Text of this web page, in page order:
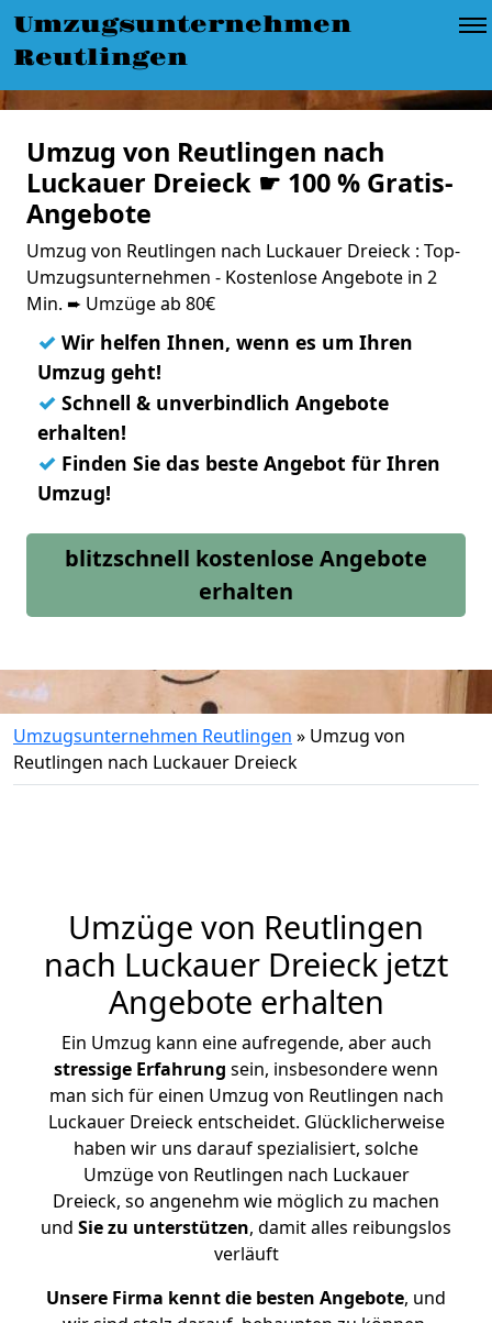
Umzugsunternehmen
Reutlingen
Umzug von Reutlingen nach
Luckauer Dreieck ☛ 100 % Gratis-
Angebote
Umzug von Reutlingen nach Luckauer Dreieck : Top-
Umzugsunternehmen - Kostenlose Angebote in 2
Min. ➨ Umzüge ab 80€
✓ Wir helfen Ihnen, wenn es um Ihren
Umzug geht!
✓ Schnell & unverbindlich Angebote
erhalten!
✓ Finden Sie das beste Angebot für Ihren
Umzug!
blitzschnell kostenlose Angebote
erhalten
Umzugsunternehmen Reutlingen » Umzug von
Reutlingen nach Luckauer Dreieck
Umzüge von Reutlingen
nach Luckauer Dreieck jetzt
Angebote erhalten
Ein Umzug kann eine aufregende, aber auch
stressige Erfahrung sein, insbesondere wenn
man sich für einen Umzug von Reutlingen nach
Luckauer Dreieck entscheidet. Glücklicherweise
haben wir uns darauf spezialisiert, solche
Umzüge von Reutlingen nach Luckauer
Dreieck, so angenehm wie möglich zu machen
und Sie zu unterstützen, damit alles reibungslos
verläuft
Unsere Firma kennt die besten Angebote, und